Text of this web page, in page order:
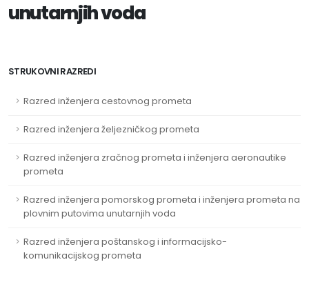
unutarnjih voda
STRUKOVNI RAZREDI
Razred inženjera cestovnog prometa
Razred inženjera željezničkog prometa
Razred inženjera zračnog prometa i inženjera aeronautike
prometa
Razred inženjera pomorskog prometa i inženjera prometa na
plovnim putovima unutarnjih voda
Razred inženjera poštanskog i informacijsko-
komunikacijskog prometa